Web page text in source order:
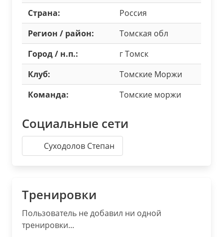
Страна:
Россия
Регион / район:
Томская обл
Город / н.п.:
г Томск
Клуб:
Томские Моржи
Команда:
Томские моржи
Социальные сети
Суходолов Степан
Тренировки
Пользователь не добавил ни одной
тренировки...